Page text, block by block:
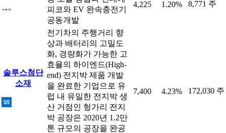
피코와 EV 완속충전기
공동개발
4,225 1.20% 8,771 주
솔루스첨단
소재
전기차의 주행거리 향
상과 배터리의 고밀도
화, 경량화가 가능한 고
효율의 하이엔드(High-
end) 전지박 제품 개발
을 완료한 기업으로 유
럽 내 유일한 전지박 생
산 거점인 헝가리 전지
박 공장은 2020년 1.2만
톤 규모의 공장을 완공
7,400 4.23% 172,030 주